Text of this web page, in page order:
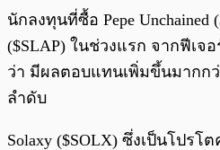
นักลงทุนที่ซื้อ Pepe Unchained
($SLAP) ในช่วงแรก จากฟีเจอ
ว่า มีผลตอบแทนเพิ่มขึ้นมากกว่
ลำดับ
Solaxy ($SOLX) ซึ่งเป็นโปรโ